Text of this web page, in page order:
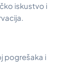
iskustvo i
pogrešaka i